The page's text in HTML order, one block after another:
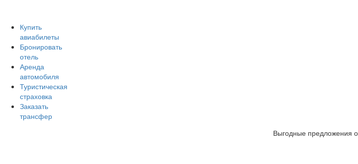
Купить
авиабилеты
Бронировать
отель
Аренда
автомобиля
Туристическая
страховка
Заказать
трансфер
Выгодные предложения